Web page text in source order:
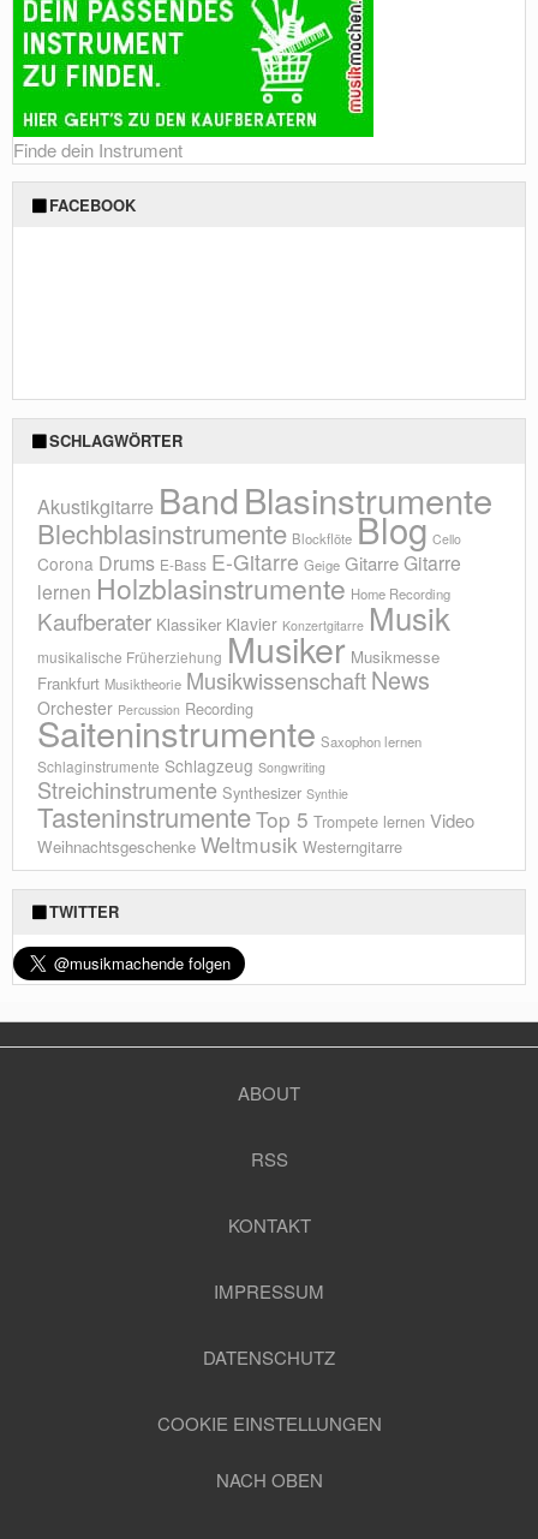
Finde dein Instrument
FACEBOOK
SCHLAGWÖRTER
Akustikgitarre BandBlasinstrumente
Blechblasinstrumente Blockflöte Blog Cello
Corona Drums E-Bass E-Gitarre Geige GitarreGitarre
lernen Holzblasinstrumente Home Recording
Kaufberater Klassiker Klavier Konzertgitarre Musik
musikalische Früherziehung Musiker Musikmesse
Frankfurt Musiktheorie MusikwissenschaftNews
Orchester Percussion Recording
Saiteninstrumente Saxophon lernen
Schlaginstrumente Schlagzeug Songwriting
Streichinstrumente Synthesizer Synthie
TasteninstrumenteTop 5 Trompete lernen Video
Weihnachtsgeschenke Weltmusik Westerngitarre
TWITTER
ABOUT
RSS
KONTAKT
IMPRESSUM
DATENSCHUTZ
COOKIE EINSTELLUNGEN
NACH OBEN